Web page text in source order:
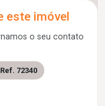
este imóvel
o seu contato
Ref. 72340